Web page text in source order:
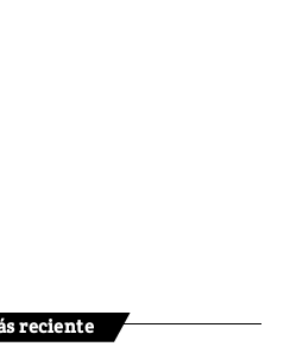
reciente